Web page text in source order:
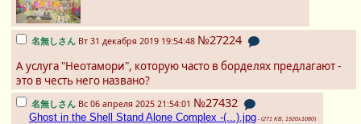
名無しさん Вт 31 декабря 2019 19:54:48 №27224
А услуга "Неотамори", которую часто в борделях предлагают -
это в честь него названо?
名無しさん Вс 06 апреля 2025 21:54:01 №27432
Ghost in the Shell Stand Alone Complex -(...).jpg - (271 KB, 1920x1080)